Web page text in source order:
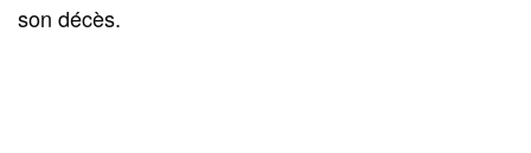
son décès.